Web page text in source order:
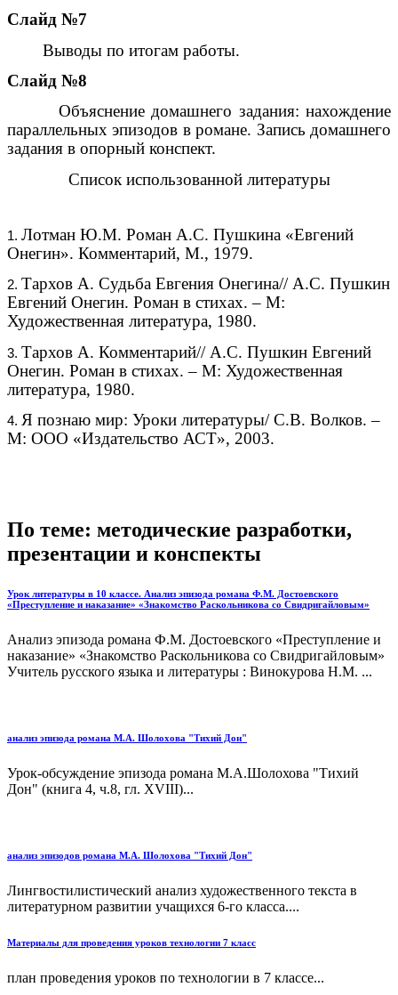
Слайд №7
Выводы по итогам работы.
Слайд №8
Объяснение домашнего задания: нахождение
параллельных эпизодов в романе. Запись домашнего
задания в опорный конспект.
Список использованной литературы
Лотман Ю.М. Роман А.С. Пушкина «Евгений
Онегин». Комментарий, М., 1979.
Тархов А. Судьба Евгения Онегина// А.С. Пушкин
Евгений Онегин. Роман в стихах. – М:
Художественная литература, 1980.
Тархов А. Комментарий// А.С. Пушкин Евгений
Онегин. Роман в стихах. – М: Художественная
литература, 1980.
Я познаю мир: Уроки литературы/ С.В. Волков. –
М: ООО «Издательство АСТ», 2003.
По теме: методические разработки,
презентации и конспекты
Урок литературы в 10 классе. Анализ эпизода романа Ф.М. Достоевского
«Преступление и наказание» «Знакомство Раскольникова со Свидригайловым»
Анализ эпизода романа Ф.М. Достоевского «Преступление и
наказание» «Знакомство Раскольникова со Свидригайловым»
Учитель русского языка и литературы : Винокурова Н.М. ...
анализ эпизода романа М.А. Шолохова "Тихий Дон"
Урок-обсуждение эпизода романа М.А.Шолохова "Тихий
Дон" (книга 4, ч.8, гл. XVIII)...
анализ эпизодов романа М.А. Шолохова "Тихий Дон"
Лингвостилистический анализ художественного текста в
литературном развитии учащихся 6-го класса....
Материалы для проведения уроков технологии 7 класс
план проведения уроков по технологии в 7 классе...